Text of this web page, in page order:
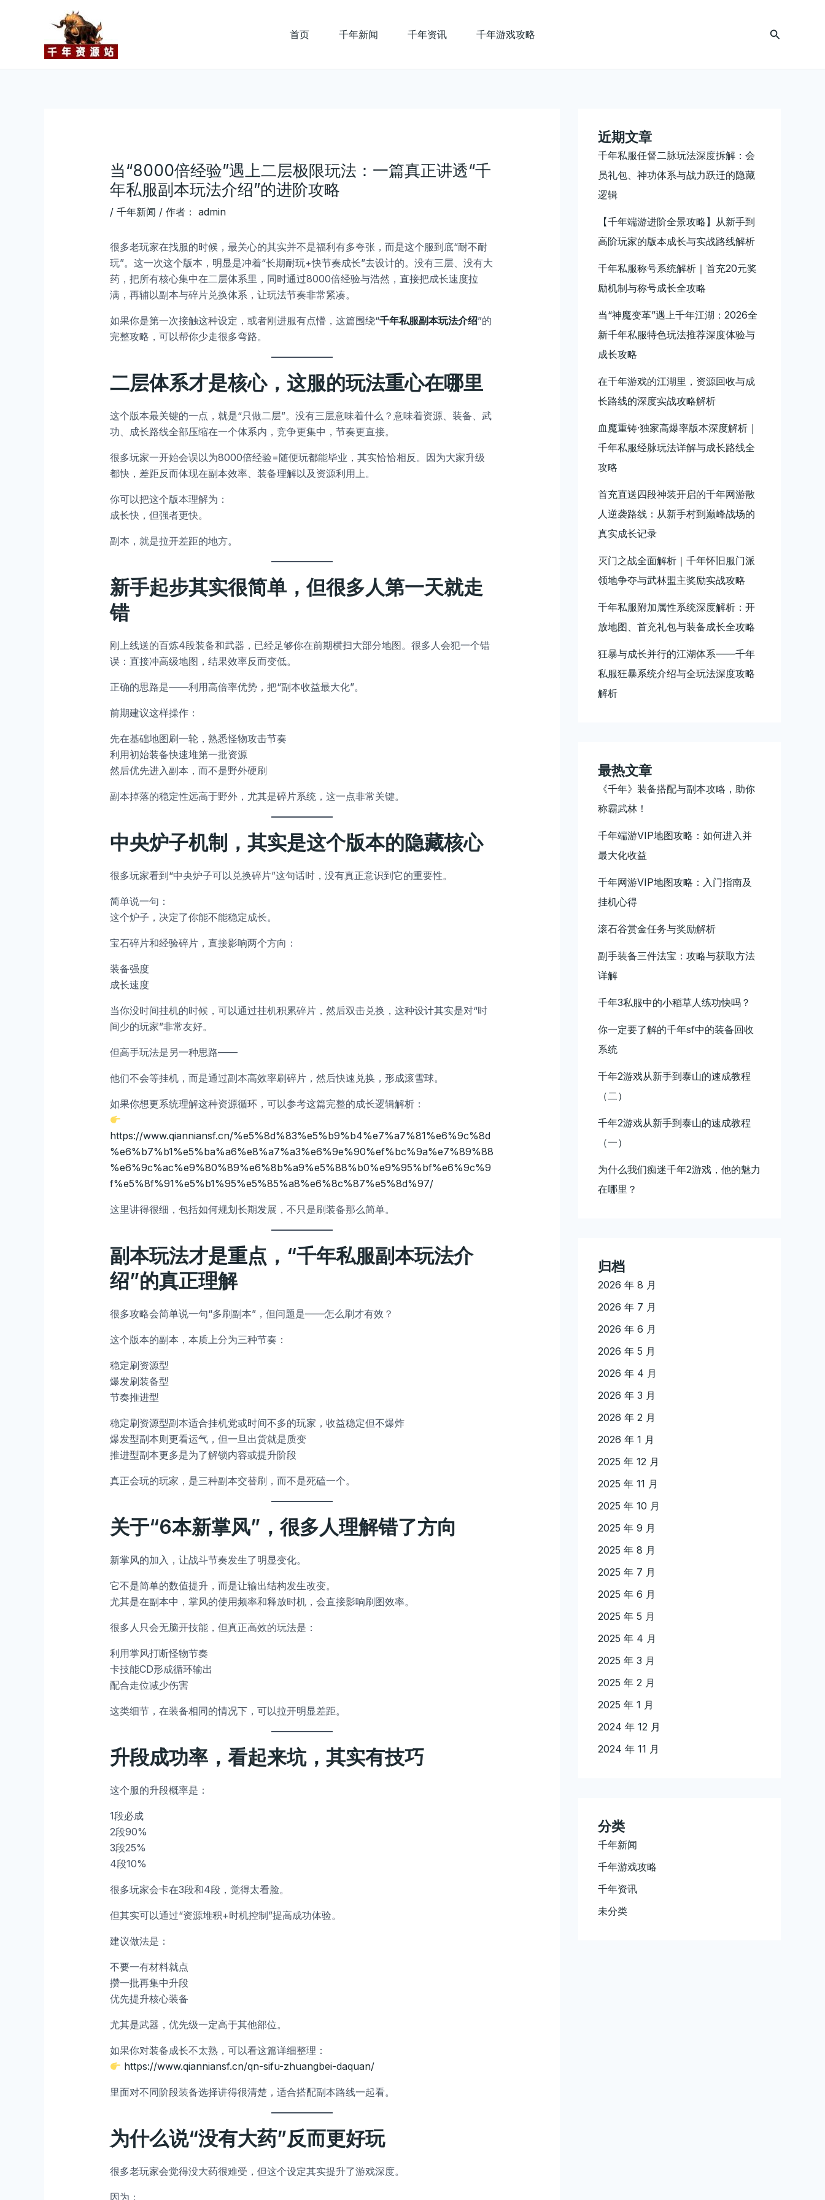
首页 千年新闻 千年资讯 千年游戏攻略
搜
当“8000倍经验”遇上二层极限玩法：一篇真正讲透“千
年私服副本玩法介绍”的进阶攻略
/ 千年新闻 / 作者： admin
很多老玩家在找服的时候，最关心的其实并不是福利有多夸张，而是这个服到底“耐不耐
玩”。这一次这个版本，明显是冲着“长期耐玩+快节奏成长”去设计的。没有三层、没有大
药，把所有核心集中在二层体系里，同时通过8000倍经验与浩然，直接把成长速度拉
满，再辅以副本与碎片兑换体系，让玩法节奏非常紧凑。
如果你是第一次接触这种设定，或者刚进服有点懵，这篇围绕“千年私服副本玩法介绍”的
完整攻略，可以帮你少走很多弯路。
二层体系才是核心，这服的玩法重心在哪里
这个版本最关键的一点，就是“只做二层”。没有三层意味着什么？意味着资源、装备、武
功、成长路线全部压缩在一个体系内，竞争更集中，节奏更直接。
很多玩家一开始会误以为8000倍经验=随便玩都能毕业，其实恰恰相反。因为大家升级
都快，差距反而体现在副本效率、装备理解以及资源利用上。
你可以把这个版本理解为：
成长快，但强者更快。
副本，就是拉开差距的地方。
新手起步其实很简单，但很多人第一天就走
错
刚上线送的百炼4段装备和武器，已经足够你在前期横扫大部分地图。很多人会犯一个错
误：直接冲高级地图，结果效率反而变低。
正确的思路是——利用高倍率优势，把“副本收益最大化”。
前期建议这样操作：
先在基础地图刷一轮，熟悉怪物攻击节奏
利用初始装备快速堆第一批资源
然后优先进入副本，而不是野外硬刷
副本掉落的稳定性远高于野外，尤其是碎片系统，这一点非常关键。
中央炉子机制，其实是这个版本的隐藏核心
很多玩家看到“中央炉子可以兑换碎片”这句话时，没有真正意识到它的重要性。
简单说一句：
这个炉子，决定了你能不能稳定成长。
宝石碎片和经验碎片，直接影响两个方向：
装备强度
成长速度
当你没时间挂机的时候，可以通过挂机积累碎片，然后双击兑换，这种设计其实是对“时
间少的玩家”非常友好。
但高手玩法是另一种思路——
他们不会等挂机，而是通过副本高效率刷碎片，然后快速兑换，形成滚雪球。
如果你想更系统理解这种资源循环，可以参考这篇完整的成长逻辑解析：
https://www.qianniansf.cn/%e5%8d%83%e5%b9%b4%e7%a7%81%e6%9c%8d
%e6%b7%b1%e5%ba%a6%e8%a7%a3%e6%9e%90%ef%bc%9a%e7%89%88
%e6%9c%ac%e9%80%89%e6%8b%a9%e5%88%b0%e9%95%bf%e6%9c%9
f%e5%8f%91%e5%b1%95%e5%85%a8%e6%8c%87%e5%8d%97/
这里讲得很细，包括如何规划长期发展，不只是刷装备那么简单。
副本玩法才是重点，“千年私服副本玩法介
绍”的真正理解
很多攻略会简单说一句“多刷副本”，但问题是——怎么刷才有效？
这个版本的副本，本质上分为三种节奏：
稳定刷资源型
爆发刷装备型
节奏推进型
稳定刷资源型副本适合挂机党或时间不多的玩家，收益稳定但不爆炸
爆发型副本则更看运气，但一旦出货就是质变
推进型副本更多是为了解锁内容或提升阶段
真正会玩的玩家，是三种副本交替刷，而不是死磕一个。
关于“6本新掌风”，很多人理解错了方向
新掌风的加入，让战斗节奏发生了明显变化。
它不是简单的数值提升，而是让输出结构发生改变。
尤其是在副本中，掌风的使用频率和释放时机，会直接影响刷图效率。
很多人只会无脑开技能，但真正高效的玩法是：
利用掌风打断怪物节奏
卡技能CD形成循环输出
配合走位减少伤害
这类细节，在装备相同的情况下，可以拉开明显差距。
升段成功率，看起来坑，其实有技巧
这个服的升段概率是：
1段必成
2段90%
3段25%
4段10%
很多玩家会卡在3段和4段，觉得太看脸。
但其实可以通过“资源堆积+时机控制”提高成功体验。
建议做法是：
不要一有材料就点
攒一批再集中升段
优先提升核心装备
尤其是武器，优先级一定高于其他部位。
如果你对装备成长不太熟，可以看这篇详细整理：
https://www.qianniansf.cn/qn-sifu-zhuangbei-daquan/
里面对不同阶段装备选择讲得很清楚，适合搭配副本路线一起看。
为什么说“没有大药”反而更好玩
很多老玩家会觉得没大药很难受，但这个设定其实提升了游戏深度。
因为：
navigation
近期文章
千年私服任督二脉玩法深度拆解：会
员礼包、神功体系与战力跃迁的隐藏
逻辑
【千年端游进阶全景攻略】从新手到
高阶玩家的版本成长与实战路线解析
千年私服称号系统解析｜首充20元奖
励机制与称号成长全攻略
当“神魔变革”遇上千年江湖：2026全
新千年私服特色玩法推荐深度体验与
成长攻略
在千年游戏的江湖里，资源回收与成
长路线的深度实战攻略解析
血魔重铸·独家高爆率版本深度解析｜
千年私服经脉玩法详解与成长路线全
攻略
首充直送四段神装开启的千年网游散
人逆袭路线：从新手村到巅峰战场的
真实成长记录
灭门之战全面解析｜千年怀旧服门派
领地争夺与武林盟主奖励实战攻略
千年私服附加属性系统深度解析：开
放地图、首充礼包与装备成长全攻略
狂暴与成长并行的江湖体系——千年
私服狂暴系统介绍与全玩法深度攻略
解析
最热文章
《千年》装备搭配与副本攻略，助你
称霸武林！
千年端游VIP地图攻略：如何进入并
最大化收益
千年网游VIP地图攻略：入门指南及
挂机心得
滚石谷赏金任务与奖励解析
副手装备三件法宝：攻略与获取方法
详解
千年3私服中的小稻草人练功快吗？
你一定要了解的千年sf中的装备回收
系统
千年2游戏从新手到泰山的速成教程
（二）
千年2游戏从新手到泰山的速成教程
（一）
为什么我们痴迷千年2游戏，他的魅力
在哪里？
归档
2026 年 8 月
2026 年 7 月
2026 年 6 月
2026 年 5 月
2026 年 4 月
2026 年 3 月
2026 年 2 月
2026 年 1 月
2025 年 12 月
2025 年 11 月
2025 年 10 月
2025 年 9 月
2025 年 8 月
2025 年 7 月
2025 年 6 月
2025 年 5 月
2025 年 4 月
2025 年 3 月
2025 年 2 月
2025 年 1 月
2024 年 12 月
2024 年 11 月
分类
千年新闻
千年游戏攻略
千年资讯
未分类